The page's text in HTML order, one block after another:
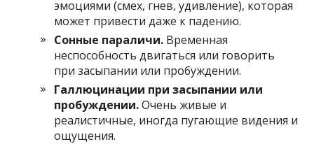
эмоциями (смех, гнев, удивление), которая
может привести даже к падению.
Сонные параличи. Временная
неспособность двигаться или говорить
при засыпании или пробуждении.
Галлюцинации при засыпании или
пробуждении.Очень живые и
реалистичные, иногда пугающие видения и
ощущения.